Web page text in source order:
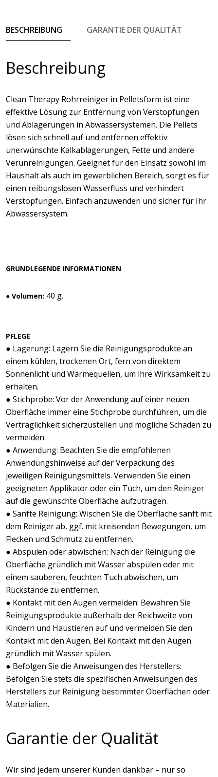
BESCHREIBUNG GARANTIE DER QUALITÄT
Beschreibung
Clean Therapy Rohrreiniger in Pelletsform ist eine
effektive Lösung zur Entfernung von Verstopfungen
und Ablagerungen in Abwassersystemen. Die Pellets
lösen sich schnell auf und entfernen effektiv
unerwünschte Kalkablagerungen, Fette und andere
Verunreinigungen. Geeignet für den Einsatz sowohl im
Haushalt als auch im gewerblichen Bereich, sorgt es für
einen reibungslosen Wasserfluss und verhindert
Verstopfungen. Einfach anzuwenden und sicher für Ihr
Abwassersystem.
GRUNDLEGENDE INFORMATIONEN
● Volumen: 40 g.
PFLEGE
● Lagerung: Lagern Sie die Reinigungsprodukte an
einem kühlen, trockenen Ort, fern von direktem
Sonnenlicht und Wärmequellen, um ihre Wirksamkeit zu
erhalten.
● Stichprobe: Vor der Anwendung auf einer neuen
Oberfläche immer eine Stichprobe durchführen, um die
Verträglichkeit sicherzustellen und mögliche Schäden zu
vermeiden.
● Anwendung: Beachten Sie die empfohlenen
Anwendungshinweise auf der Verpackung des
jeweiligen Reinigungsmittels. Verwenden Sie einen
geeigneten Applikator oder ein Tuch, um den Reiniger
auf die gewünschte Oberfläche aufzutragen.
● Sanfte Reinigung: Wischen Sie die Oberfläche sanft mit
dem Reiniger ab, ggf. mit kreisenden Bewegungen, um
Flecken und Schmutz zu entfernen.
● Abspülen oder abwischen: Nach der Reinigung die
Oberfläche gründlich mit Wasser abspülen oder mit
einem sauberen, feuchten Tuch abwischen, um
Rückstände zu entfernen.
● Kontakt mit den Augen vermeiden: Bewahren Sie
Reinigungsprodukte außerhalb der Reichweite von
Kindern und Haustieren auf und vermeiden Sie den
Kontakt mit den Augen. Bei Kontakt mit den Augen
gründlich mit Wasser spülen.
● Befolgen Sie die Anweisungen des Herstellers:
Befolgen Sie stets die spezifischen Anweisungen des
Herstellers zur Reinigung bestimmter Oberflächen oder
Materialien.
Garantie der Qualität
Wir sind jedem unserer Kunden dankbar – nur so